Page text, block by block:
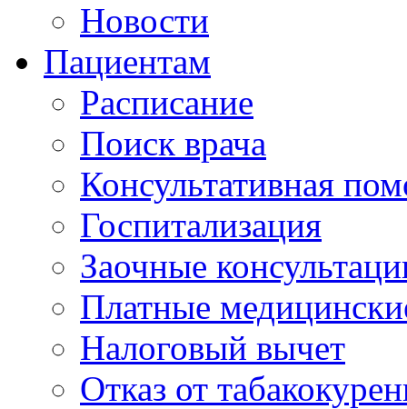
Новости
Пациентам
Расписание
Поиск врача
Консультативная
Госпитализация
Заочные
Платные
Налоговый вычет
Отказ от